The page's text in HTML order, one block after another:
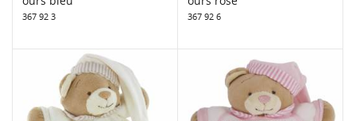
367 92 3 367 92 6